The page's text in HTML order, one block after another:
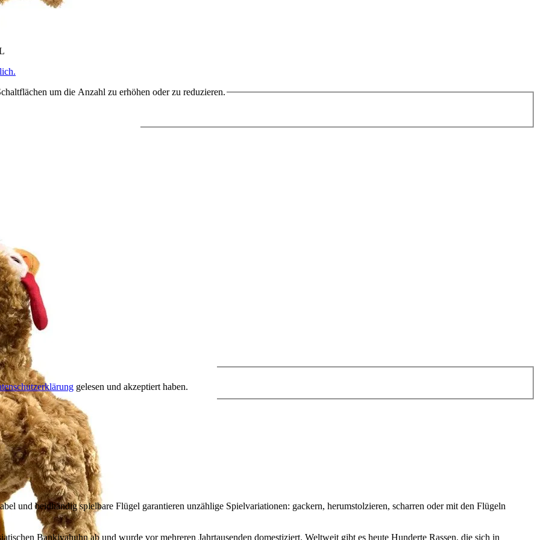
um die Anzahl zu erhöhen oder zu reduzieren.
gelesen und akzeptiert haben.
und beidhändig spielbare Flügel garantieren unzählige Spielvariationen: gackern, herumstolzieren, scharren oder mit den Flügeln
Bankivahuhn ab und wurde vor mehreren Jahrtausenden domestiziert. Weltweit gibt es heute Hunderte Rassen, die sich in